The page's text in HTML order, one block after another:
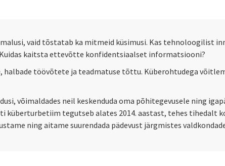
vaid tõstatab ka mitmeid küsimusi. Kas tehnoloogilist
kaitsta ettevõtte konfidentsiaalset informatsiooni?
töövõtete ja teadmatuse tõttu. Küberohtudega
võimaldades neil keskenduda oma põhitegevusele ning
küberturbetiim tegutseb alates 2014. aastast, tehes tihedalt
ning aitame suurendada pädevust järgmistes